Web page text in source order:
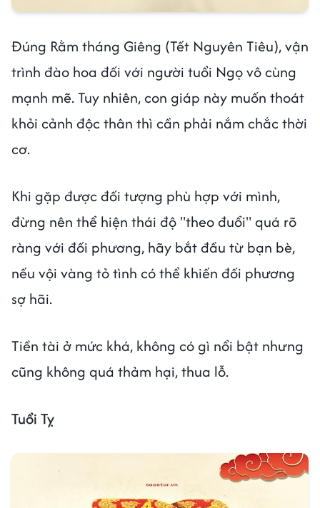
Đúng Rằm tháng Giêng (Tết Nguyên Tiêu), vận
trình đào hoa đối với người tuổi Ngọ vô cùng
mạnh mẽ. Tuy nhiên, con giáp này muốn thoát
khỏi cảnh độc thân thì cần phải nắm chắc thời
cơ.
Khi gặp được đối tượng phù hợp với mình,
đừng nên thể hiện thái độ "theo đuổi" quá rõ
ràng với đối phương, hãy bắt đầu từ bạn bè,
nếu vội vàng tỏ tình có thể khiến đối phương
sợ hãi.
Tiền tài ở mức khá, không có gì nổi bật nhưng
cũng không quá thảm hại, thua lỗ.
Tuổi Tỵ